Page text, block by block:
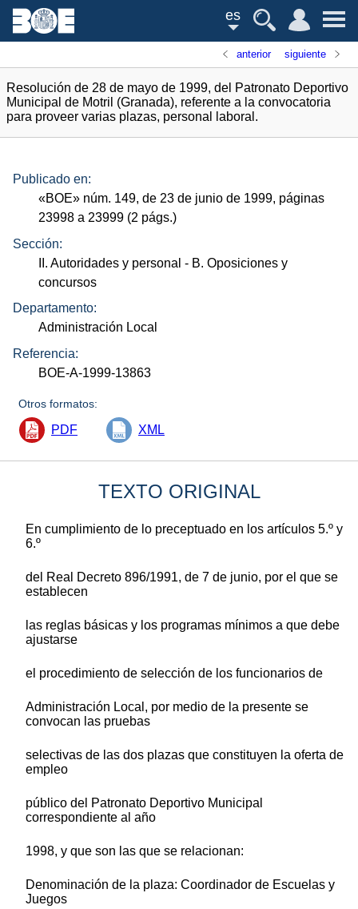
es
anterior siguiente
Resolución de 28 de mayo de 1999, del Patronato Deportivo
Municipal de Motril (Granada), referente a la convocatoria
para proveer varias plazas, personal laboral.
Publicado en:
«BOE» núm. 149, de 23 de junio de 1999, páginas
23998 a 23999 (2 págs.)
Sección:
II. Autoridades y personal - B. Oposiciones y
concursos
Departamento:
Administración Local
Referencia:
BOE-A-1999-13863
Otros formatos:
PDF XML
TEXTO ORIGINAL
En cumplimiento de lo preceptuado en los artículos 5.º y
6.º
del Real Decreto 896/1991, de 7 de junio, por el que se
establecen
las reglas básicas y los programas mínimos a que debe
ajustarse
el procedimiento de selección de los funcionarios de
Administración Local, por medio de la presente se
convocan las pruebas
selectivas de las dos plazas que constituyen la oferta de
empleo
público del Patronato Deportivo Municipal
correspondiente al año
1998, y que son las que se relacionan:
Denominación de la plaza: Coordinador de Escuelas y
Juegos